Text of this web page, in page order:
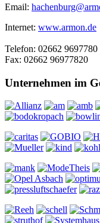
Email:
Internet: www.armon.de
Telefon: 02662 9697780
Fax: 02662 96977820
Unternehmen im